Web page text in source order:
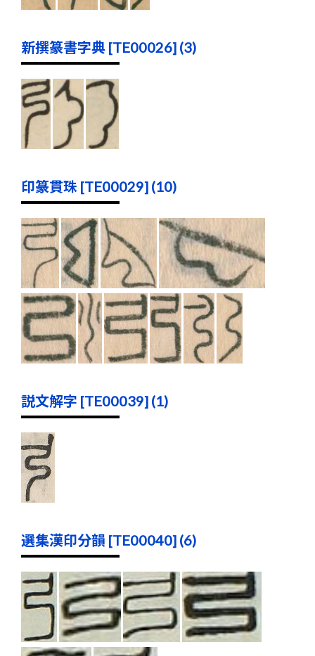
新撰篆書字典 [TE00026] (3)
印篆貫珠 [TE00029] (10)
説文解字 [TE00039] (1)
選集漢印分韻 [TE00040] (6)